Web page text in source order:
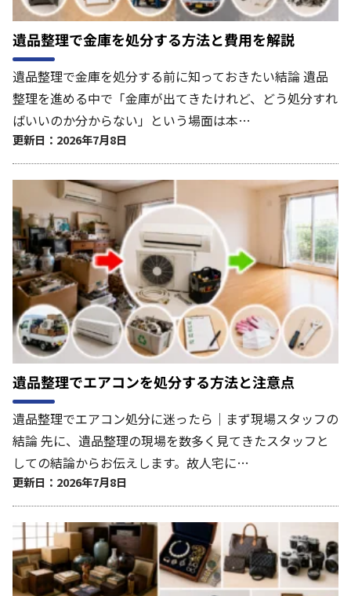
遺品整理で金庫を処分する方法と費用を解説
遺品整理で金庫を処分する前に知っておきたい結論 遺品
整理を進める中で「金庫が出てきたけれど、どう処分すれ
ばいいのか分からない」という場面は本…
更新日：2026年7月8日
遺品整理でエアコンを処分する方法と注意点
遺品整理でエアコン処分に迷ったら｜まず現場スタッフの
結論 先に、遺品整理の現場を数多く見てきたスタッフと
しての結論からお伝えします。故人宅に…
更新日：2026年7月8日